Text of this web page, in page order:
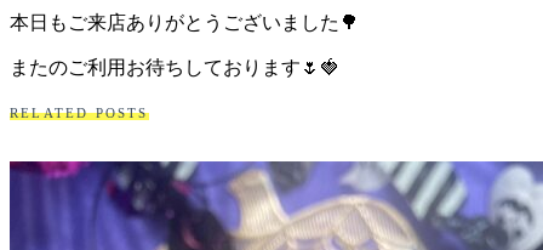
店
／
福
津
店）
本日もご来店ありがとうございました🌳
またのご利用お待ちしております🌷🍓
RELATED POSTS